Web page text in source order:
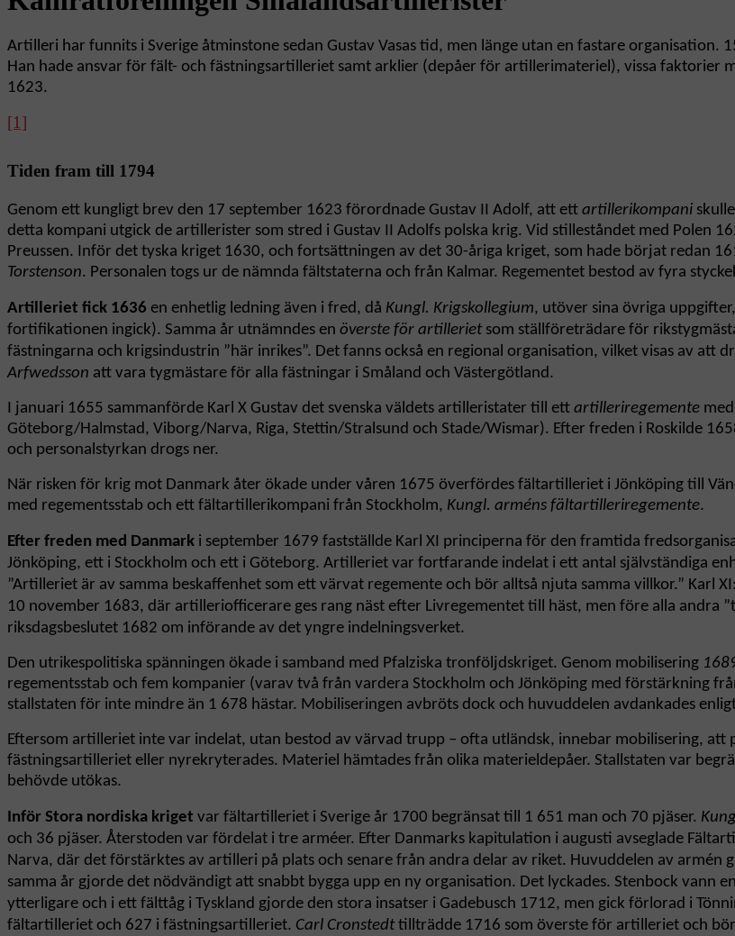
Artilleri har funnits i Sverige åtminstone sedan Gustav Vasas tid, men länge utan en fastare
Han hade ansvar för fält- och fästningsartilleriet samt arklier (depåer för artillerimateriel), vissa faktorier
1623.
[1]
Tiden fram till 1794
Genom ett kungligt brev den 17 september 1623 förordnade Gustav II Adolf, att ett artillerikompani
detta kompani utgick de artillerister som stred i Gustav II Adolfs polska krig. Vid stilleståndet med Polen
Preussen. Inför det tyska kriget 1630, och fortsättningen av det 30-åriga kriget, som hade börjat redan
Torstenson. Personalen togs ur de nämnda fältstaterna och från Kalmar. Regementet bestod av fyra
Artilleriet fick 1636 en enhetlig ledning även i fred, då Kungl. Krigskollegium, utöver sina övriga
fortifikationen ingick). Samma år utnämndes en överste för artillerietsom ställföreträdare för
fästningarna och krigsindustrin ”här inrikes”. Det fanns också en regional organisation, vilket visas av
Arfwedsson att vara tygmästare för alla fästningar i Småland och Västergötland.
I januari 1655 sammanförde Karl X Gustav det svenska väldets artilleristater till ett artilleriregemente
Göteborg/Halmstad, Viborg/Narva, Riga, Stettin/Stralsund och Stade/Wismar). Efter freden i Roskilde
och personalstyrkan drogs ner.
När risken för krig mot Danmark åter ökade under våren 1675 överfördes fältartilleriet i Jönköping till
med regementsstab och ett fältartillerikompani från Stockholm, Kungl. arméns fältartilleriregemente.
Efter freden med Danmark i september 1679 fastställde Karl XI principerna för den framtida
Jönköping, ett i Stockholm och ett i Göteborg. Artilleriet var fortfarande indelat i ett antal självständiga
”Artilleriet är av samma beskaffenhet som ett värvat regemente och bör alltså njuta samma villkor.” Karl
10 november 1683, där artilleriofficerare ges rang näst efter Livregementet till häst, men före alla andra
riksdagsbeslutet 1682 om införande av det yngre indelningsverket.
Den utrikespolitiska spänningen ökade i samband med Pfalziska tronföljdskriget. Genom mobilisering
regementsstab och fem kompanier (varav två från vardera Stockholm och Jönköping med förstärkning
stallstaten för inte mindre än 1 678 hästar. Mobiliseringen avbröts dock och huvuddelen avdankades
Eftersom artilleriet inte var indelat, utan bestod av värvad trupp – ofta utländsk, innebar mobilisering,
fästningsartilleriet eller nyrekryterades. Materiel hämtades från olika materieldepåer. Stallstaten var
behövde utökas.
Inför Stora nordiska kriget var fältartilleriet i Sverige år 1700 begränsat till 1 651 man och 70 pjäser.
och 36 pjäser. Återstoden var fördelat i tre arméer. Efter Danmarks kapitulation i augusti avseglade
Narva, där det förstärktes av artilleri på plats och senare från andra delar av riket. Huvuddelen av armén
samma år gjorde det nödvändigt att snabbt bygga upp en ny organisation. Det lyckades. Stenbock vann
ytterligare och i ett fälttåg i Tyskland gjorde den stora insatser i Gadebusch 1712, men gick förlorad i
fältartilleriet och 627 i fästningsartilleriet. Carl Cronstedttillträdde 1716 som överste för artilleriet och